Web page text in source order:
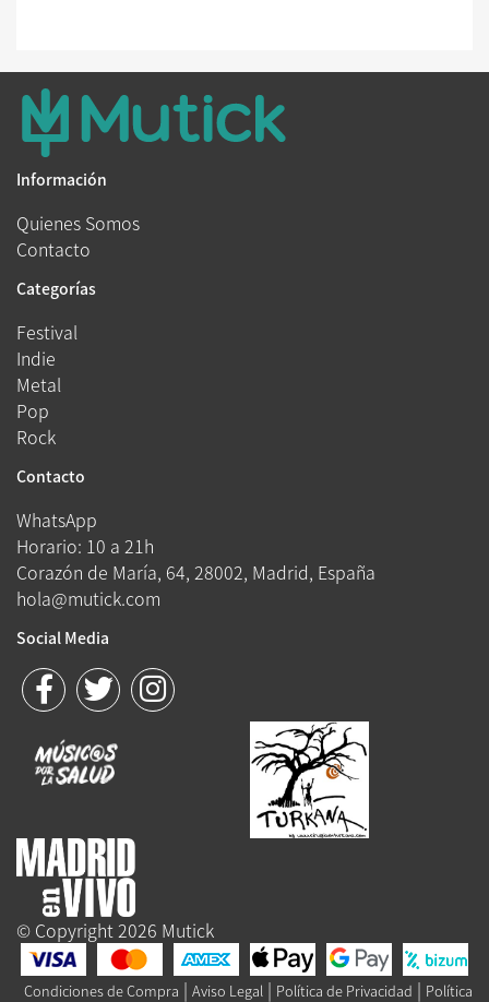
Información
Quienes Somos
Contacto
Categorías
Festival
Indie
Metal
Pop
Rock
Contacto
WhatsApp
Horario: 10 a 21h
Corazón de María, 64, 28002, Madrid, España
hola@mutick.com
Social Media
© Copyright 2026 Mutick
Condiciones de Compra | Aviso Legal | Política de Privacidad | Política